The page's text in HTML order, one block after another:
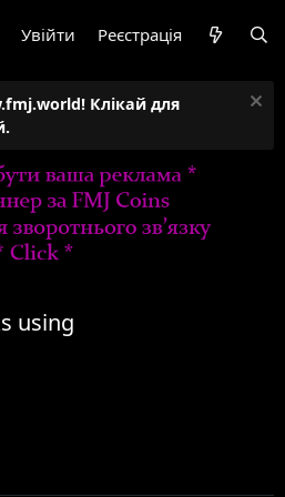
Увійти Реєстрація
Клікай для
using